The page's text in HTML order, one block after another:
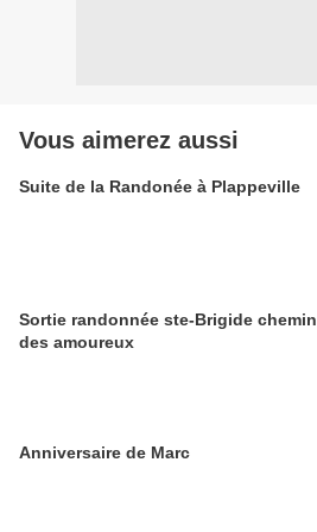
Vous aimerez aussi
Suite de la Randonée à Plappeville
Sortie randonnée ste-Brigide chemin
des amoureux
Anniversaire de Marc